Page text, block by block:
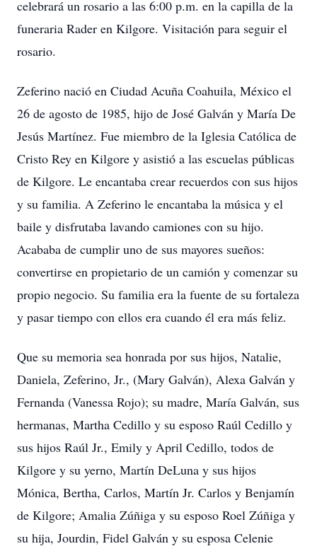
celebrará un rosario a las 6:00 p.m. en la capilla de la
funeraria Rader en Kilgore. Visitación para seguir el
rosario.
Zeferino nació en Ciudad Acuña Coahuila, México el
26 de agosto de 1985, hijo de José Galván y María De
Jesús Martínez. Fue miembro de la Iglesia Católica de
Cristo Rey en Kilgore y asistió a las escuelas públicas
de Kilgore. Le encantaba crear recuerdos con sus hijos
y su familia. A Zeferino le encantaba la música y el
baile y disfrutaba lavando camiones con su hijo.
Acababa de cumplir uno de sus mayores sueños:
convertirse en propietario de un camión y comenzar su
propio negocio. Su familia era la fuente de su fortaleza
y pasar tiempo con ellos era cuando él era más feliz.
Que su memoria sea honrada por sus hijos, Natalie,
Daniela, Zeferino, Jr., (Mary Galván), Alexa Galván y
Fernanda (Vanessa Rojo); su madre, María Galván, sus
hermanas, Martha Cedillo y su esposo Raúl Cedillo y
sus hijos Raúl Jr., Emily y April Cedillo, todos de
Kilgore y su yerno, Martín DeLuna y sus hijos
Mónica, Bertha, Carlos, Martín Jr. Carlos y Benjamín
de Kilgore; Amalia Zúñiga y su esposo Roel Zúñiga y
su hija, Jourdin, Fidel Galván y su esposa Celenie